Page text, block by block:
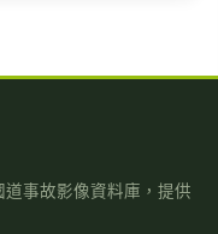
事故影像資料庫，提供